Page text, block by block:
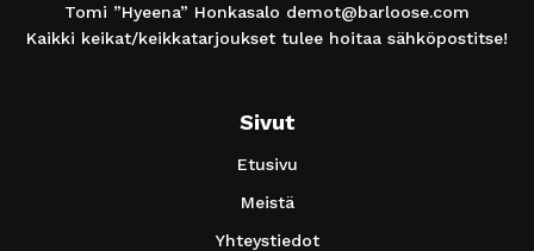
Tomi ”Hyeena” Honkasalo demot@barloose.com
Kaikki keikat/keikkatarjoukset tulee hoitaa sähköpostitse!
Sivut
Etusivu
Meistä
Yhteystiedot